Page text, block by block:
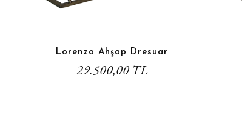
Lorenzo Ahşap Dresuar
29.500,00 TL